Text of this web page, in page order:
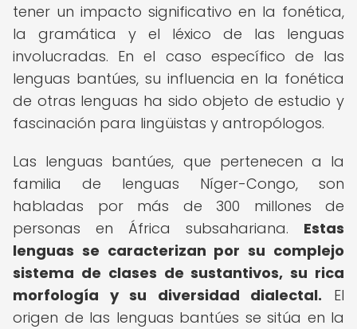
tener un impacto significativo en la fonética,
la gramática y el léxico de las lenguas
involucradas. En el caso específico de las
lenguas bantúes, su influencia en la fonética
de otras lenguas ha sido objeto de estudio y
fascinación para lingüistas y antropólogos.
Las lenguas bantúes, que pertenecen a la
familia de lenguas Níger-Congo, son
habladas por más de 300 millones de
personas en África subsahariana. Estas
lenguas se caracterizan por su complejo
sistema de clases de sustantivos, su rica
morfología y su diversidad dialectal. El
origen de las lenguas bantúes se sitúa en la